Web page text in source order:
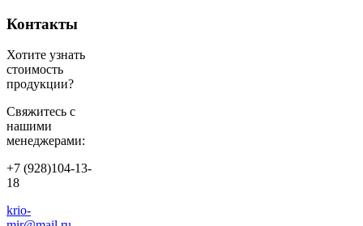
Контакты
Хотите узнать
стоимость
продукции?
Свяжитесь с
нашими
менеджерами:
+7 (928)104-13-
18
krio-